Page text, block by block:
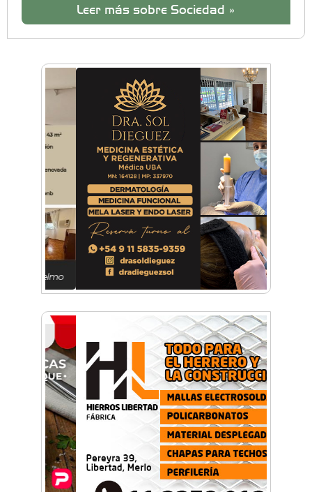
Leer más sobre Sociedad »